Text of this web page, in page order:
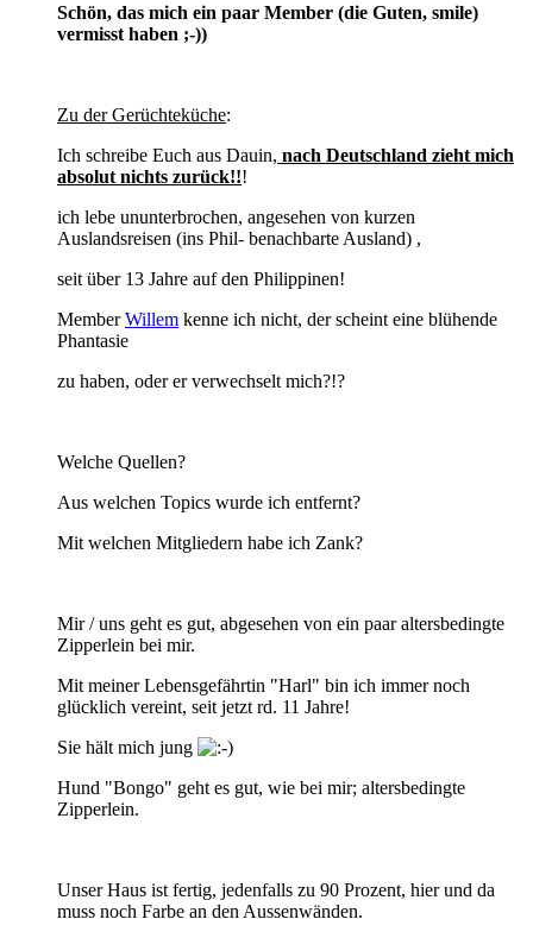
Schön, das mich ein paar Member (die Guten, smile)
vermisst haben ;-))
Zu der Gerüchteküche:
Ich schreibe Euch aus Dauin, nach Deutschland zieht mich
absolut nichts zurück!!!
ich lebe ununterbrochen, angesehen von kurzen
Auslandsreisen (ins Phil- benachbarte Ausland) ,
seit über 13 Jahre auf den Philippinen!
MemberWillem kenne ich nicht, der scheint eine blühende
Phantasie
zu haben, oder er verwechselt mich?!?
Welche Quellen?
Aus welchen Topics wurde ich entfernt?
Mit welchen Mitgliedern habe ich Zank?
Mir / uns geht es gut, abgesehen von ein paar altersbedingte
Zipperlein bei mir.
Mit meiner Lebensgefährtin "Harl" bin ich immer noch
glücklich vereint, seit jetzt rd. 11 Jahre!
Sie hält mich jung
Hund "Bongo" geht es gut, wie bei mir; altersbedingte
Zipperlein.
Unser Haus ist fertig, jedenfalls zu 90 Prozent, hier und da
muss noch Farbe an den Aussenwänden.